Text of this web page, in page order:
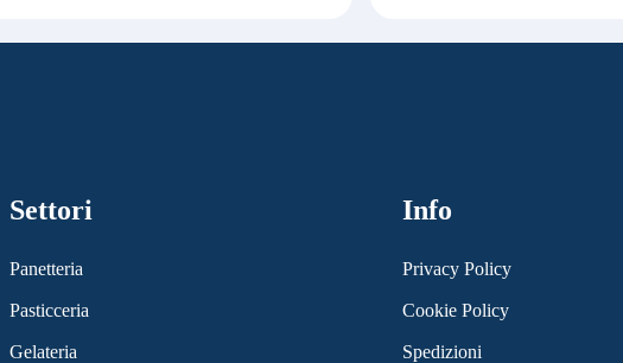
Settori
Panetteria
Pasticceria
Gelateria
Info
Privacy Policy
Cookie Policy
Spedizioni